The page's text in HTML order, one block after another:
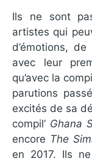
Ils ne sont
artistes qui
d’émotions,
avec leur
qu’avec la
parutions
excités de sa
compil’ Ghana
encore The
en 2017. Ils